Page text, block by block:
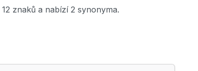
znaků a nabízí 2 synonyma.